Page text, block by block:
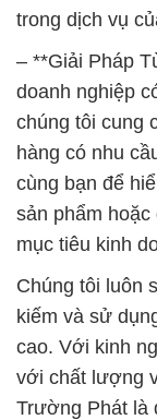
hàng có nhu
cùng bạn để
sản phẩm
mục tiêu kinh
Chúng tôi luôn
kiếm và sử
cao. Với kinh
với chất lượng
Trường Phát là
hóa chất của
# Cty kinh
Thực Phẩm
Sodium